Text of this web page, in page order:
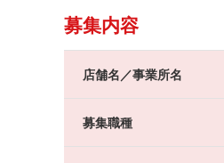
募集内容
店舗名／事業所名
募集職種